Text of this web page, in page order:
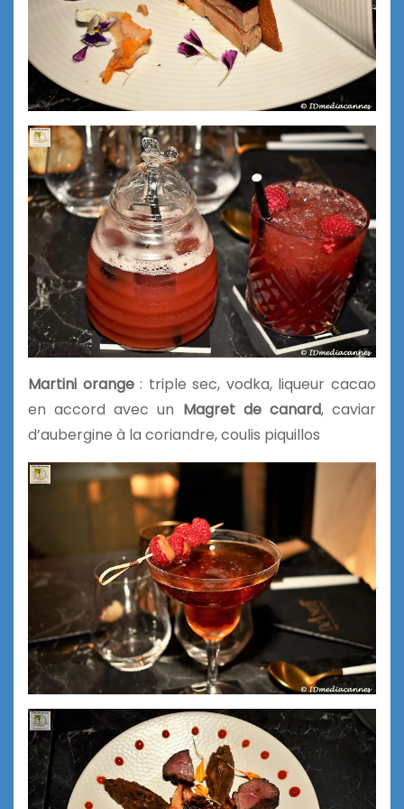
Martini orange: triple sec, vodka, liqueur cacao
en accord avec un Magret de canard, caviar
d’aubergine à la coriandre, coulis piquillos